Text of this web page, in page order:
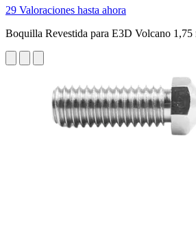
29 Valoraciones hasta ahora
Boquilla Revestida para E3D Volcano 1,75